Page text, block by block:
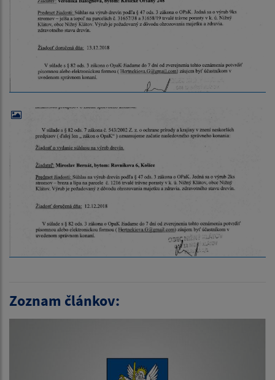
Zoznam článkov: